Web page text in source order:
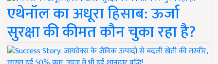
एथेनॉल का अधूरा हिसाब: ऊर्जा
सुरक्षा की कीमत कौन चुका रहा है?